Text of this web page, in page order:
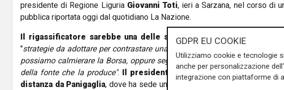
presidente di Regione Liguria Giovanni Toti, ieri a Sarzana, nel corso di
pubblica riportata oggi dal quotidiano La Nazione.
Il rigassificatore sarebbe una delle soluzioni alla crisi energetica
"strategie da adottare per contrastare una crisi profonda
possiamo calmierare la Borsa, oppure segmentare il prezzo della corrente
della fonte che la produce".
Il presidente Toti ha parlato a pochi
distanza da Panigaglia, dove ha sede un rigassificatore sul cui
GDPR EU COOKIE
Utilizziamo cookie e tecnologie
anche per personalizzazione
integrazione con piattaforme di